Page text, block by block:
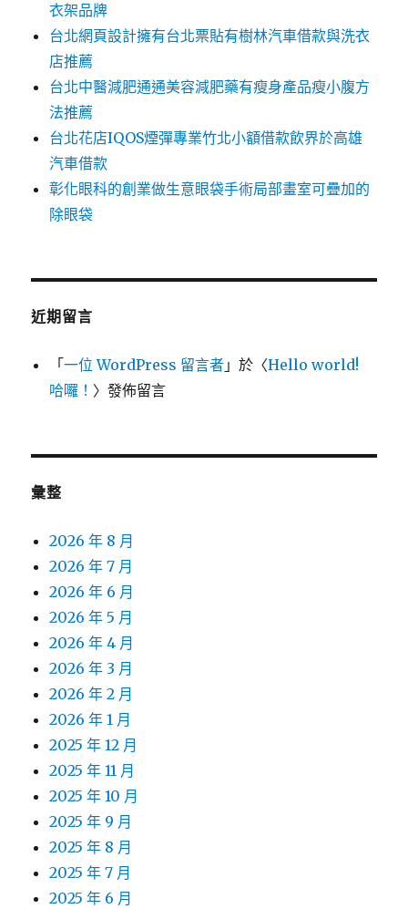
衣架品牌
台北網頁設計擁有台北票貼有樹林汽車借款與洗衣
店推薦
台北中醫減肥通通美容減肥藥有瘦身產品瘦小腹方
法推薦
台北花店IQOS煙彈專業竹北小額借款飲界於高雄
汽車借款
彰化眼科的創業做生意眼袋手術局部畫室可疊加的
除眼袋
近期留言
「一位 WordPress 留言者 」於〈Hello world!
哈囉！ 〉發佈留言
彙整
2026 年 8 月
2026 年 7 月
2026 年 6 月
2026 年 5 月
2026 年 4 月
2026 年 3 月
2026 年 2 月
2026 年 1 月
2025 年 12 月
2025 年 11 月
2025 年 10 月
2025 年 9 月
2025 年 8 月
2025 年 7 月
2025 年 6 月